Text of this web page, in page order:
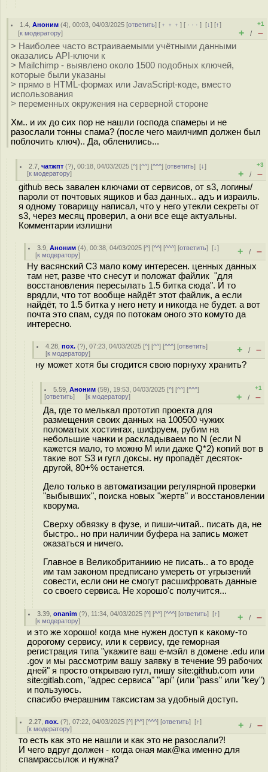
1.4 ,Аноним (4), 00:03, 04/03/2025 [ответить] [ ﹢﹢﹢] [ · · ·][↓] [↑]
[к модератору]
+1
+ / –
> Наиболее часто встраиваемыми учётными данными
оказались API-ключи к
> Mailchimp - выявлено около 1500 подобных ключей,
которые были указаны
> прямо в HTML-формах или JavaScript-коде, вместо
использования
> переменных окружения на серверной стороне
Хм.. и их до сих пор не нашли господа cпамеры и не
разослали тонны спама? (после чего маилчимп должен был
поблочить ключ).. Да, обленились...
2.7 ,чатжпт (?), 00:18, 04/03/2025 [^] [^^] [^^^] [ответить][↓]
[к модератору]
+3
+ / –
github весь завален ключами от сервисов, от s3, логины/
пароли от почтовых ящиков и баз данных.. адъ и израиль.
я одному товарищу написал, что у него утекли секреты от
s3, через месяц проверил, а они все еще актуальны.
Комментарии излишни
3.9 ,Аноним (4), 00:38, 04/03/2025 [^] [^^] [^^^] [ответить][↓]
[к модератору] + / –
Ну васянский С3 мало кому интересен. ценных данных
там нет, разве что снесут и положат файлик "для
восстановления пересылать 1.5 битка сюда". И то
врядли, что тот вообще найдёт этот файлик, а если
найдёт, то 1.5 битка у него нету и никогда не будет. а вот
почта это спам, судя по потокам оного это комуто да
интересно.
4.28 ,пох. (?), 07:23, 04/03/2025 [^] [^^] [^^^] [ответить]
[к модератору] + / –
ну может хотя бы сгодится свою порнуху хранить?
5.59 ,Аноним (59), 19:53, 04/03/2025 [^] [^^] [^^^]
[ответить] [к модератору]
+1
+ / –
Да, где то мелькал прототип проекта для
размещения своих данных на 100500 чужих
поломатых хостингах, шифруем, рубим на
небольшие чанки и раскладываем по N (если N
кажется мало, то можно M или даже Q*2) копий вот в
такие вот S3 и гугл доксы. ну пропадёт десяток-
другой, 80+% останется.
Дело только в автоматизации регулярной проверки
"выбывших", поиска новых "жертв" и восстановлении
кворума.
Сверху обвязку в фузе, и пиши-читай.. писать да, не
быстро.. но при наличии буфера на запись может
оказаться и ничего.
Главное в Великобританиию не писать.. а то вроде
им там законом предписано умереть от угрызений
совести, если они не смогут расшифровать данные
со своего сервиса. Не хорошо'с получится...
3.39 ,onanim (?), 11:34, 04/03/2025 [^] [^^] [^^^] [ответить][↑]
[к модератору] + / –
и это же хорошо! когда мне нужен доступ к какому-то
дорогому сервису, или к сервису, где геморная
регистрация типа "укажите ваш е-мэйл в домене .edu или
.gov и мы рассмотрим вашу заявку в течение 99 рабочих
дней" я просто открываю гугл, пишу site:github.com или
site:gitlab.com, "адрес сервиса" "api" (или "pass" или "key")
и пользуюсь.
спасибо вчерашним таксистам за удобный доступ.
2.27 ,пох. (?), 07:22, 04/03/2025 [^] [^^] [^^^] [ответить][↑]
[к модератору] + / –
то есть как это не нашли и как это не разослали?!
И чего вдруг должен - когда оная мак@ка именно для
спамрассылок и нужна?